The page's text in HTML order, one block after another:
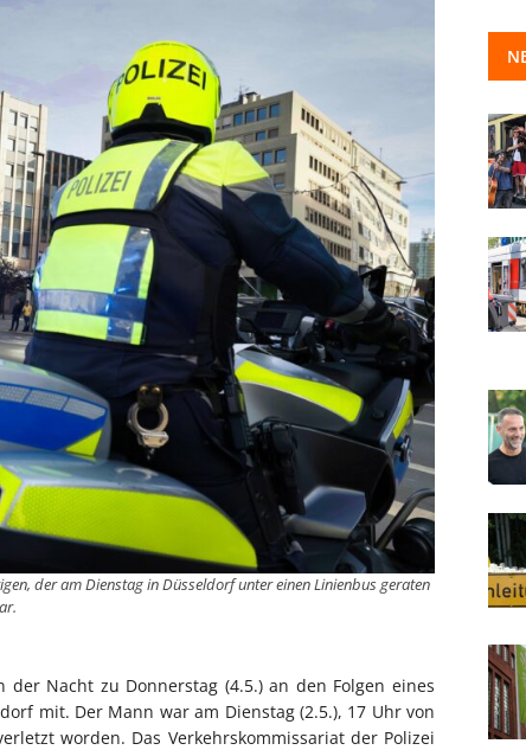
der am Dienstag in Düsseldorf unter einen Linienbus geraten
Nacht zu Donnerstag (4.5.) an den Folgen eines
mit. Der Mann war am Dienstag (2.5.), 17 Uhr von
worden. Das Verkehrskommissariat der Polizei